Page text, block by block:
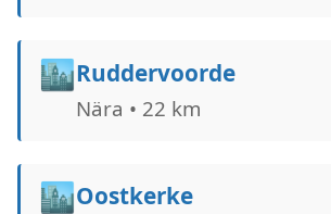
🏙️Ruddervoorde
Nära • 22 km
🏙️Oostkerke